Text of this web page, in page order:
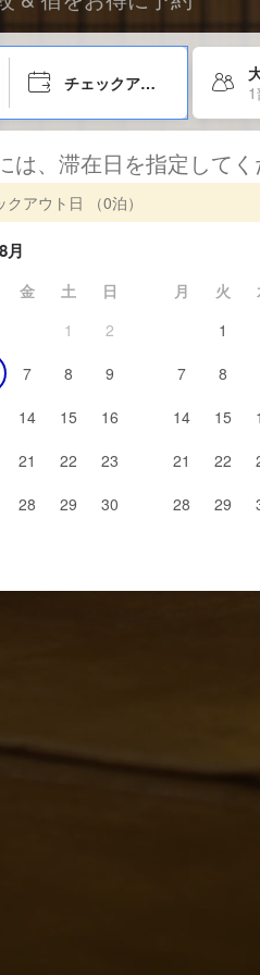
チェックアウト日
は、滞在日を指定して
クアウト日 （0泊）
月
金 土
日
1
2
7 8
9
14 15
16
21 22
23
28 29
30
月 火
1
7
8
14
15
21
22
28
29